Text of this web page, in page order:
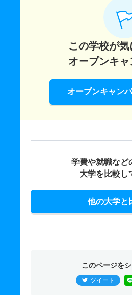
この学校が
オープンキャ
オープンキャン
学費や就職など
大学を比較し
他の大学と
このページを
ツイート